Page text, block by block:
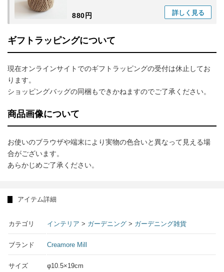
880円 詳しく 見る
ギフトラッピングについて
現在オンラインサイトでのギフトラッピングの受付は休止してお
ります。
ショッピングバッグの同梱もできかねますのでご了承ください。
商品画像について
お使いのブラウザや端末により実物の色合いと異なって見える場
合がございます。
あらかじめご了承ください。
アイテム詳細
カテゴリ インテリア > ガーデニング > ガーデニング雑貨
ブランド Creamore Mill
サイズ φ10.5×19cm